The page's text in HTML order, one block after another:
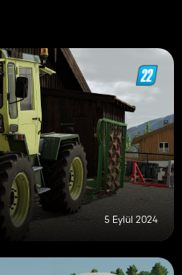
5 Eylül 2024